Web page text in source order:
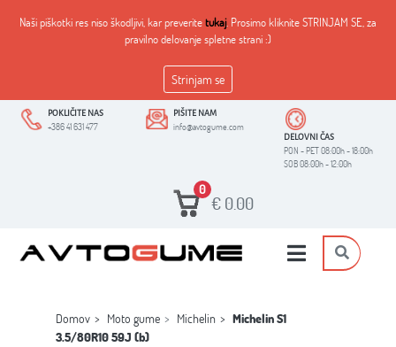
Naši piškotki res niso škodljivi, kar preveritetukaj. Prosimo kliknite STRINJAM SE, za
pravilno delovanje spletne strani :)
Strinjam se
POKLIČITE NAS
+386 41 631 477
PIŠITE NAM
info@avtogume.com
DELOVNI ČAS
PON - PET 08:00h - 18:00h
SOB 08:00h - 12:00h
0
€ 0.00
Domov Moto gume Michelin
Michelin S1
3.5/80R10 59J (b)